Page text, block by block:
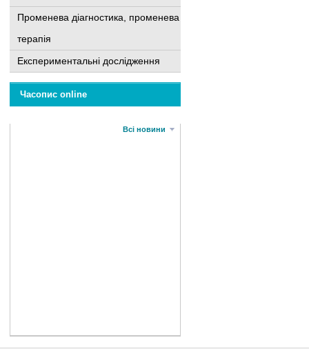
Променева діагностика, променева
терапія
Експериментальні дослідження
Часопис online
Всі новини